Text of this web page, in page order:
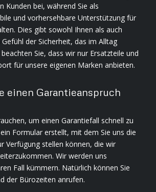
Kunden bei, während Sie als
und vorhersehbare Unterstützung für
Dies gibt sowohl Ihnen als auch
der Sicherheit, das im Alltag
Sie, dass wir nur Ersatzteile und
für unsere eigenen Marken anbieten.
einen Garantieanspruch
um einen Garantiefall schnell zu
Formular erstellt, mit dem Sie uns die
Verfügung stellen können, die wir
Wir werden uns
Fall kümmern. Natürlich können Sie
der Bürozeiten anrufen.